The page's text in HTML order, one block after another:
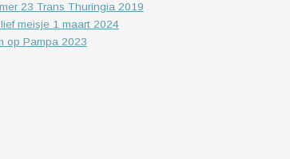
23 Trans Thuringia 2019
meisje 1 maart 2024
op Pampa 2023